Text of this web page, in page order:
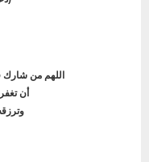
اللهم من شارك
أن